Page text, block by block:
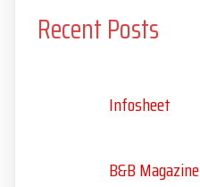
Recent Posts
Infosheet
B&B Magazine